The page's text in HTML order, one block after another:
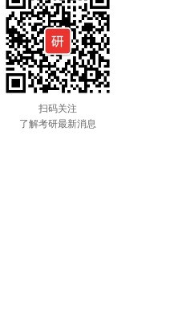
扫码关注
了解考研最新消息